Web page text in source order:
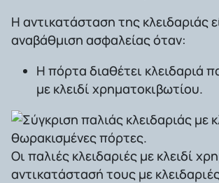
Η αντικατάσταση της κλειδαριάς
αναβάθμιση ασφαλείας όταν:
Η πόρτα διαθέτει κλειδαριά
με κλειδί χρηματοκιβωτίου.
Οι παλιές κλειδαριές με κλειδί
αντικατάστασή τους με